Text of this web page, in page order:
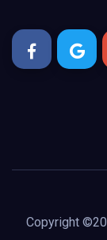
Copyright ©